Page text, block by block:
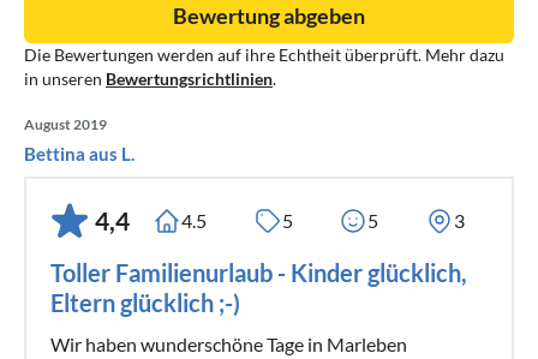
Die Bewertungen werden auf ihre Echtheit überprüft. Mehr dazu
in unseren Bewertungsrichtlinien.
Bewertung abgeben
August 2019
Bettina aus L.
4,4 4.5 5 5 3
Toller Familienurlaub - Kinder glücklich,
Eltern glücklich ;-)
Wir haben wunderschöne Tage in Marleben